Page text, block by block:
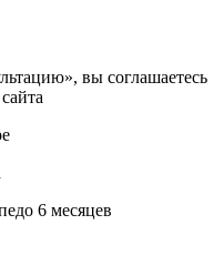
вы соглашаетесь
сайта
6 месяцев